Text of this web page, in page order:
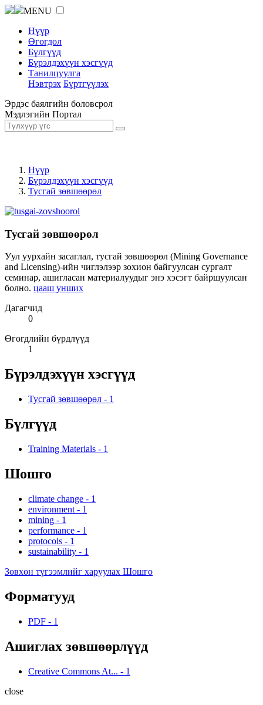
MENU
Нүүр
Өгөгдөл
Бүлгүүд
Бүрэлдэхүүн хэсгүүд
Танилцуулга
Нэвтрэх Бүртгүүлэх
Эрдэс баялгийн боловсрол
Мэдлэгийн Портал
Нүүр
Бүрэлдэхүүн хэсгүүд
Тусгай зөвшөөрөл
Тусгай зөвшөөрөл
Уул уурхайн засаглал, тусгай зөвшөөрөл (Mining Governance
and Licensing)-ийн чиглэлээр зохион байгуулсан сургалт
семинар, ашигласан материалуудыг энэ хэсэгт байршуулсан
болно. цааш унших
Дагагчид
0
Өгөгдлийн бүрдлүүд
1
Бүрэлдэхүүн хэсгүүд
Тусгай зөвшөөрөл - 1
Бүлгүүд
Training Materials - 1
Шошго
climate change - 1
environment - 1
mining - 1
performance - 1
protocols - 1
sustainability - 1
Зөвхөн түгээмлийг харуулах Шошго
Форматууд
PDF - 1
Ашиглах зөвшөөрлүүд
Creative Commons At... - 1
close